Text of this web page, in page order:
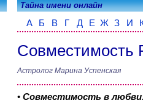
Тайна имени онлайн
А Б В Г Д Е Ж З И
Совместимость
Астролог Марина Успенская
• Совместимость в